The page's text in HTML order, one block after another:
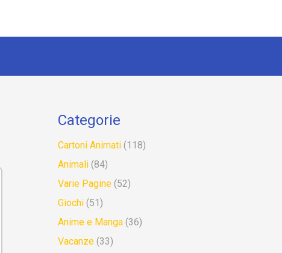
Categorie
Cartoni Animati (118)
Animali (84)
Varie Pagine (52)
Giochi (51)
Anime e Manga (36)
Vacanze (33)